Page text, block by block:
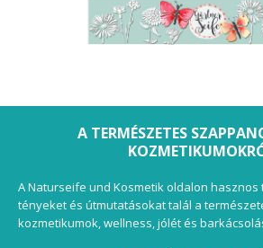
A TERMÉSZETES
A Naturseife und Kosmetik oldalon
tényeket és útmutatásokat talál a
kozmetikumok, wellness, jólét és